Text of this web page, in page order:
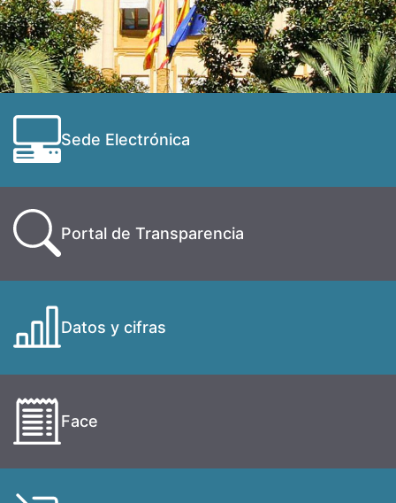
Sede Electrónica
Portal de Transparencia
Datos y cifras
Face